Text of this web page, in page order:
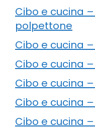
Cibo e cucina
polpettone
Cibo e cucina
Cibo e cucina
Cibo e cucina
Cibo e cucina
Cibo e cucina